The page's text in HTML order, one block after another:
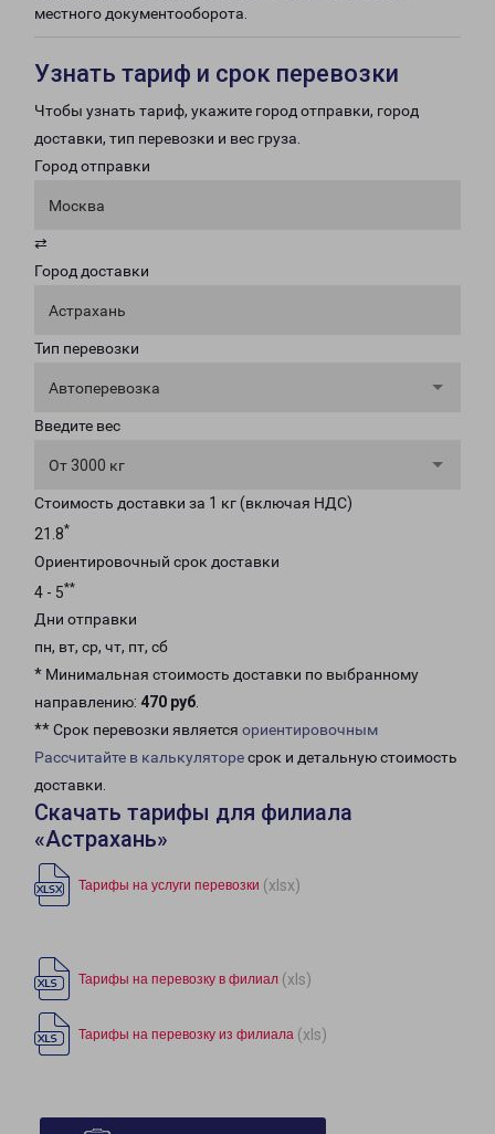
местного документооборота.
Узнать тариф и срок перевозки
Чтобы узнать тариф, укажите город отправки, город
доставки, тип перевозки и вес груза.
Город отправки
Москва
⇄
Город доставки
Астрахань
Тип перевозки
Автоперевозка
Введите вес
От 3000 кг
Стоимость доставки за 1 кг (включая НДС)
21.8*
Ориентировочный срок доставки
4 - 5**
Дни отправки
пн, вт, ср, чт, пт, сб
* Минимальная стоимость доставки по выбранному
направлению: 470 руб.
** Срок перевозки является ориентировочным
Рассчитайте в калькуляторесрок и детальную стоимость
доставки.
Скачать тарифы для филиала
«Астрахань»
Тарифы на услуги перевозки (xlsx)
Тарифы на перевозку в филиал (xls)
Тарифы на перевозку из филиала (xls)